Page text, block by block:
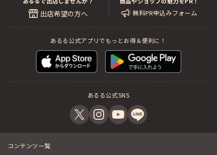
出店希望の方へ 無料PR申込みフォーム
あるる公式アプリでもっとお得＆便利に！
あるる公式SNS
コンテンツ一覧